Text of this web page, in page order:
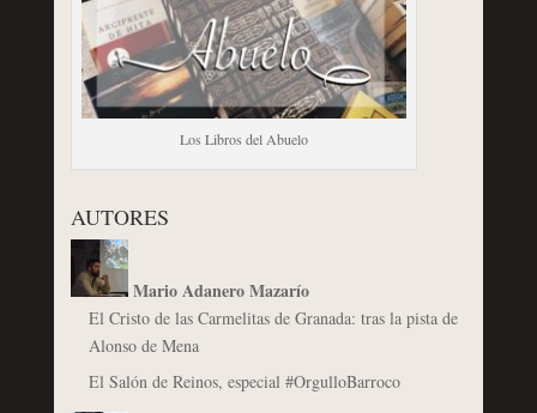
Los Libros del Abuelo
AUTORES
Mario Adanero Mazarío
El Cristo de las Carmelitas de Granada: tras la pista de
Alonso de Mena
El Salón de Reinos, especial #OrgulloBarroco